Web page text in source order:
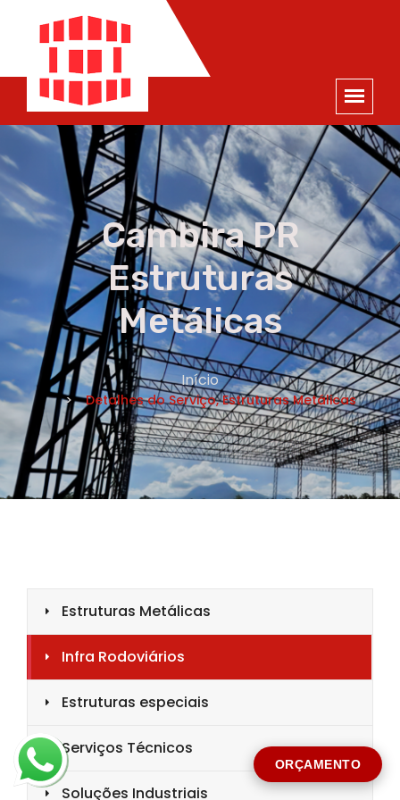
ORÇAMENTO
×
ORÇAMENTO
NOME *
E-MAIL *
TELEFONE *
CIDADE *
MENSAGEM *